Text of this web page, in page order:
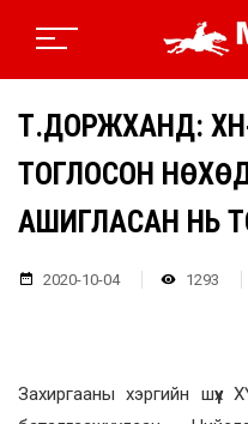
Т.ДОРЖХАНД:
ТОГЛОСОН
АШИГЛАСАН НЬ
2020-10-04 1293
Захиргааны хэргийн шүүх